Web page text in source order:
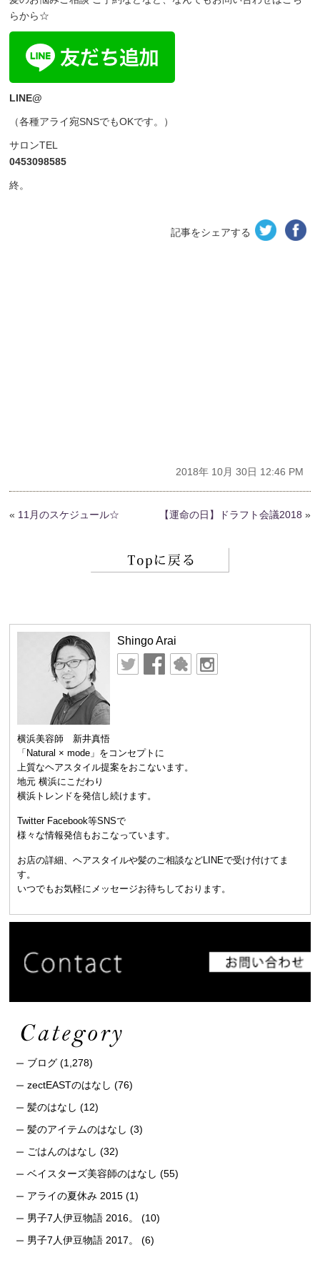
らから☆
LINE@
（各種アライ宛SNSでもOKです。）
サロンTEL
0453098585
終。
記事をシェアする
2018年 10月 30日 12:46 PM
« 11月のスケジュール☆ 【運命の日】ドラフト会議2018 »
Shingo Arai
横浜美容師 新井真悟
「Natural × mode」をコンセプトに
上質なヘアスタイル提案をおこないます。
地元 横浜にこだわり
横浜トレンドを発信し続けます。
Twitter Facebook等SNSで
様々な情報発信もおこなっています。
お店の詳細、ヘアスタイルや髪のご相談などLINEで受け付けてま
す。
いつでもお気軽にメッセージお待ちしております。
ブログ (1,278)
zectEASTのはなし (76)
髪のはなし (12)
髪のアイテムのはなし (3)
ごはんのはなし (32)
ベイスターズ美容師のはなし (55)
アライの夏休み 2015 (1)
男子7人伊豆物語 2016。
(10)
男子7人伊豆物語 2017。
(6)